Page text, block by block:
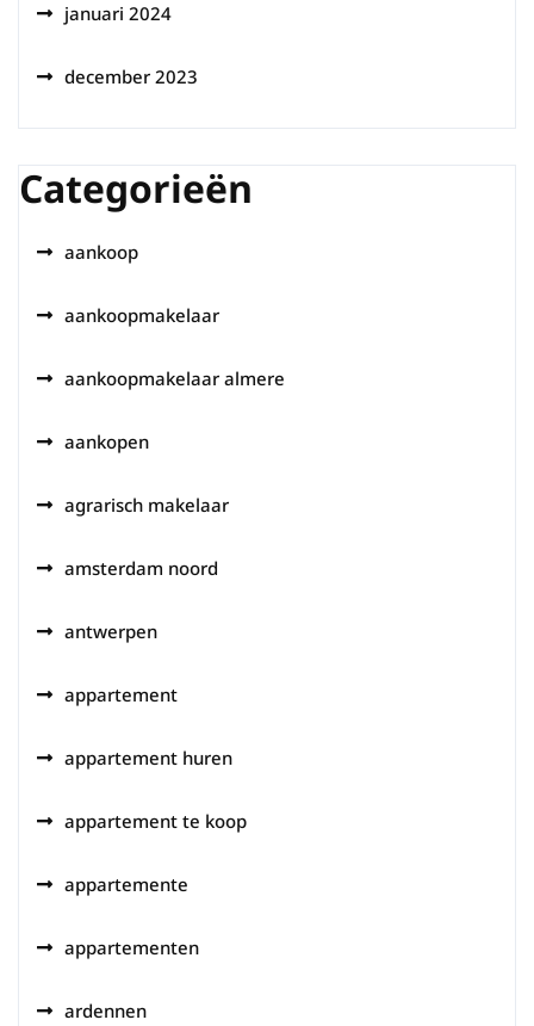
januari 2024
december 2023
Categorieën
aankoop
aankoopmakelaar
aankoopmakelaar almere
aankopen
agrarisch makelaar
amsterdam noord
antwerpen
appartement
appartement huren
appartement te koop
appartemente
appartementen
ardennen